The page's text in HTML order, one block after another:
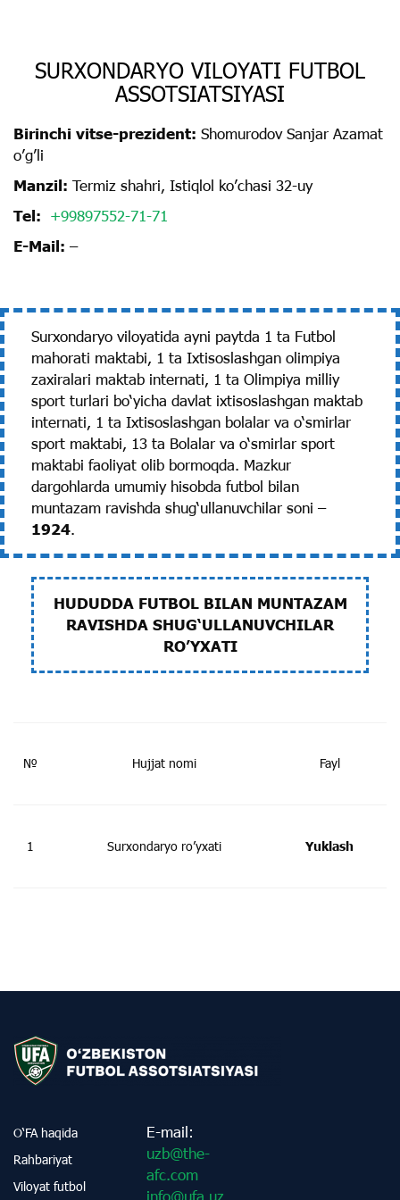
SURXONDARYO VILOYATI FUTBOL
ASSOTSIATSIYASI
Birinchi vitse-prezident: Shomurodov Sanjar Аzamat
oʼgʼli
Manzil: Termiz shahri, Istiqlol koʼchasi 32-uy
Tel: +99897552-71-71
E-Mail: –
Surxondaryo viloyatida ayni paytda 1 ta Futbol
mahorati maktabi, 1 ta Ixtisoslashgan olimpiya
zaxiralari maktab internati, 1 ta Olimpiya milliy
sport turlari bo‘yicha davlat ixtisoslashgan maktab
internati, 1 ta Ixtisoslashgan bolalar va o‘smirlar
sport maktabi, 13 ta Bolalar va o‘smirlar sport
maktabi faoliyat olib bormoqda. Mazkur
dargohlarda umumiy hisobda futbol bilan
muntazam ravishda shug‘ullanuvchilar soni –
1924.
HUDUDDA FUTBOL BILAN MUNTAZAM
RAVISHDA SHUG‘ULLANUVCHILAR
RO’YXATI
№ Hujjat nomi Fayl
1 Surxondaryo ro’yxati Yuklash
O‘FA haqida
Rahbariyat
Viloyat futbol
E-mail:
uzb@the-
afc.com
info@ufa.uz